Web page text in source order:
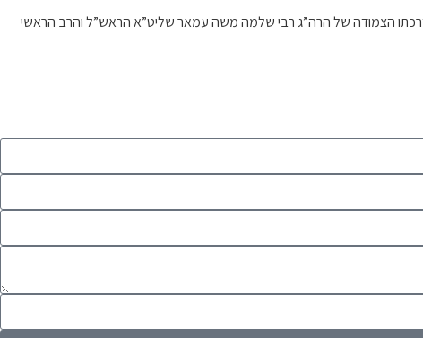
הצמודה של הרה”ג רבי שלמה משה עמאר שליט”א הראש”ל והרב הראשי